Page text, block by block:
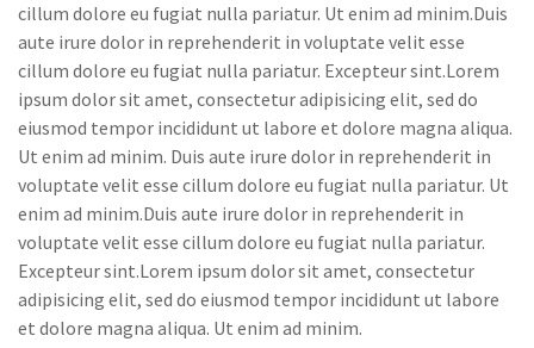
cillum dolore eu fugiat nulla pariatur. Ut enim ad minim.Duis
aute irure dolor in reprehenderit in voluptate velit esse
cillum dolore eu fugiat nulla pariatur. Excepteur sint.Lorem
ipsum dolor sit amet, consectetur adipisicing elit, sed do
eiusmod tempor incididunt ut labore et dolore magna aliqua.
Ut enim ad minim. Duis aute irure dolor in reprehenderit in
voluptate velit esse cillum dolore eu fugiat nulla pariatur. Ut
enim ad minim.Duis aute irure dolor in reprehenderit in
voluptate velit esse cillum dolore eu fugiat nulla pariatur.
Excepteur sint.Lorem ipsum dolor sit amet, consectetur
adipisicing elit, sed do eiusmod tempor incididunt ut labore
et dolore magna aliqua. Ut enim ad minim.